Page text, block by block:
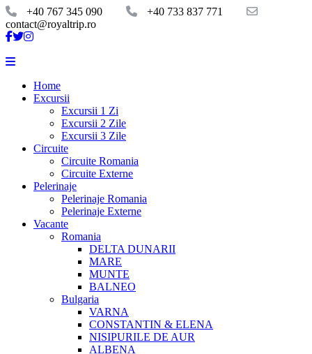
+40 767 345 090
+40 733 837 771
contact@royaltrip.ro
Home
Excursii
Excursii 1 Zi
Excursii 2 Zile
Excursii 3 Zile
Circuite
Circuite Romania
Circuite Externe
Pelerinaje
Pelerinaje Romania
Pelerinaje Externe
Vacante
Romania
DELTA DUNARII
MARE
MUNTE
BALNEO
Bulgaria
VARNA
CONSTANTIN & ELENA
NISIPURILE DE AUR
ALBENA